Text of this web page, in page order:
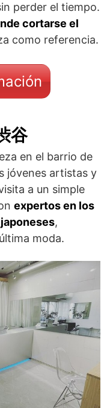
perder el tiempo.
cortarse el
como referencia.
谷
en el barrio de
jóvenes artistas y
a un simple
expertos en los
,
moda.